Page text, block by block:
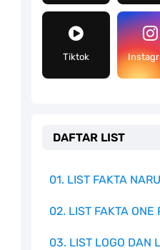
Tiktok
DAFTAR LIST
01. LIST FAKTA
02. LIST FAKTA ONE
03. LIST LOGO DAN